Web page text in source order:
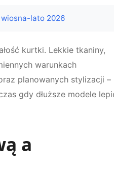
wiosna-lato 2026
kurtki. Lekkie tkaniny,
warunkach
planowanych stylizacji –
gdy dłuższe modele
a